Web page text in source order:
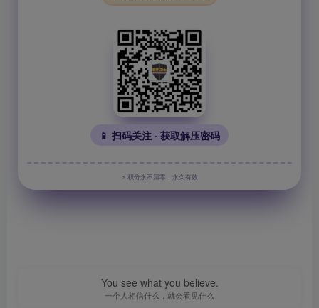
📱 扫码关注 · 获取解压密码
⚡ 积分永不清零，永久有效
You see what you believe.
一个人相信什么，就会看见什么